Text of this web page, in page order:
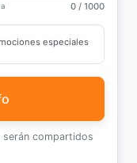
0 / 1000
especiales
compartidos